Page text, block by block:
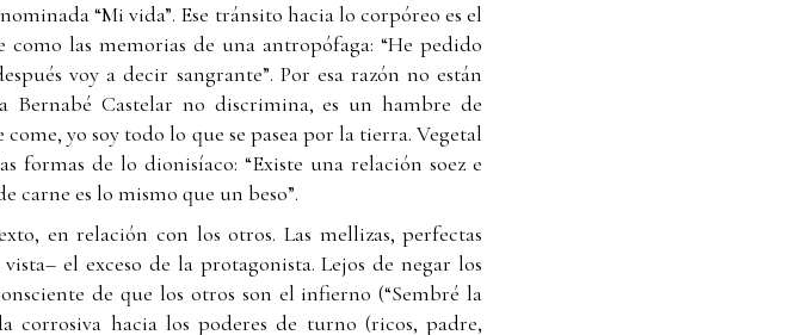
“Mi vida”. Ese tránsito hacia lo corpóreo es el
las memorias de una antropófaga: “He pedido
voy a decir sangrante”. Por esa razón no están
Bernabé Castelar no discrimina, es un hambre de
yo soy todo lo que se pasea por la tierra. Vegetal
formas de lo dionisíaco: “Existe una relación soez e
carne es lo mismo que un beso”.
en relación con los otros. Las mellizas, perfectas
el exceso de la protagonista. Lejos de negar los
de que los otros son el infierno (“Sembré la
corrosiva hacia los poderes de turno (ricos, padre,